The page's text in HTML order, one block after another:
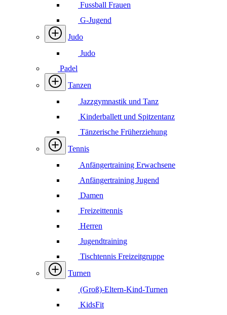
Fussball Frauen
G-Jugend
Judo
Judo
Padel
Tanzen
Jazzgymnastik und Tanz
Kinderballett und Spitzentanz
Tänzerische Früherziehung
Tennis
Anfängertraining Erwachsene
Anfängertraining Jugend
Damen
Freizeittennis
Herren
Jugendtraining
Tischtennis Freizeitgruppe
Turnen
(Groß)-Eltern-Kind-Turnen
KidsFit